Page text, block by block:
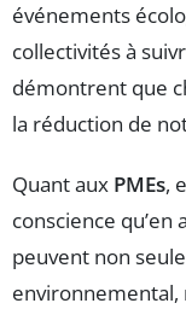
événements
collectivités à
démontrent que
la réduction de
Quant aux PMEs,
conscience
peuvent non
environnemental,